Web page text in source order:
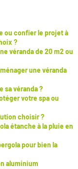
ou confier le projet à
?
véranda de 20 m2 ou
une véranda
sa véranda ?
votre spa ou
choisir ?
étanche à la pluie en
pour bien la
aluminium